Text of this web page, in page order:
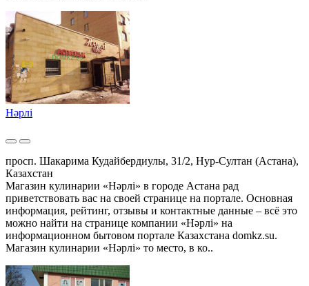
Нәрлі
просп. Шакарима Кудайбердиулы, 31/2, Нур-Султан (Астана),
Казахстан
Магазин кулинарии «Нәрлі» в городе Астана рад
приветствовать вас на своей странице на портале. Основная
информация, рейтинг, отзывы и контактные данные – всё это
можно найти на странице компании «Нәрлі» на
информационном бытовом портале Казахстана domkz.su.
Магазин кулинарии «Нәрлі» то место, в ко..